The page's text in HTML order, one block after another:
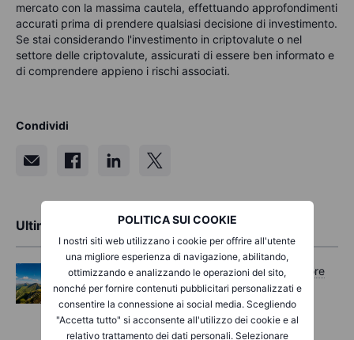
POLITICA SUI COOKIE
I nostri siti web utilizzano i cookie per offrire all'utente
una migliore esperienza di navigazione, abilitando,
ottimizzando e analizzando le operazioni del sito,
nonché per fornire contenuti pubblicitari personalizzati e
consentire la connessione ai social media. Scegliendo
"Accetta tutto" si acconsente all'utilizzo dei cookie e al
relativo trattamento dei dati personali. Selezionare
mercato con la massima cautela, effettuando approfondimenti
accurati prima di prendere qualsiasi decisione di investimento.
Se stai considerando l'investimento in criptovalute o nel
settore delle criptovalute, assicurati di essere ben informato e
di comprendere appieno i rischi associati.
Condividi
Ultime analisi di mercato
Opzioni
Mercoledì 05 agosto 2026, ore
11:30
Options Brief - I record si estendono,
aumentano le coperture – 5 agosto 2026